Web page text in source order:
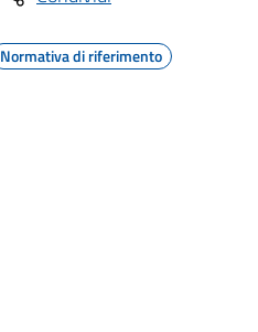
Normativa di riferimento